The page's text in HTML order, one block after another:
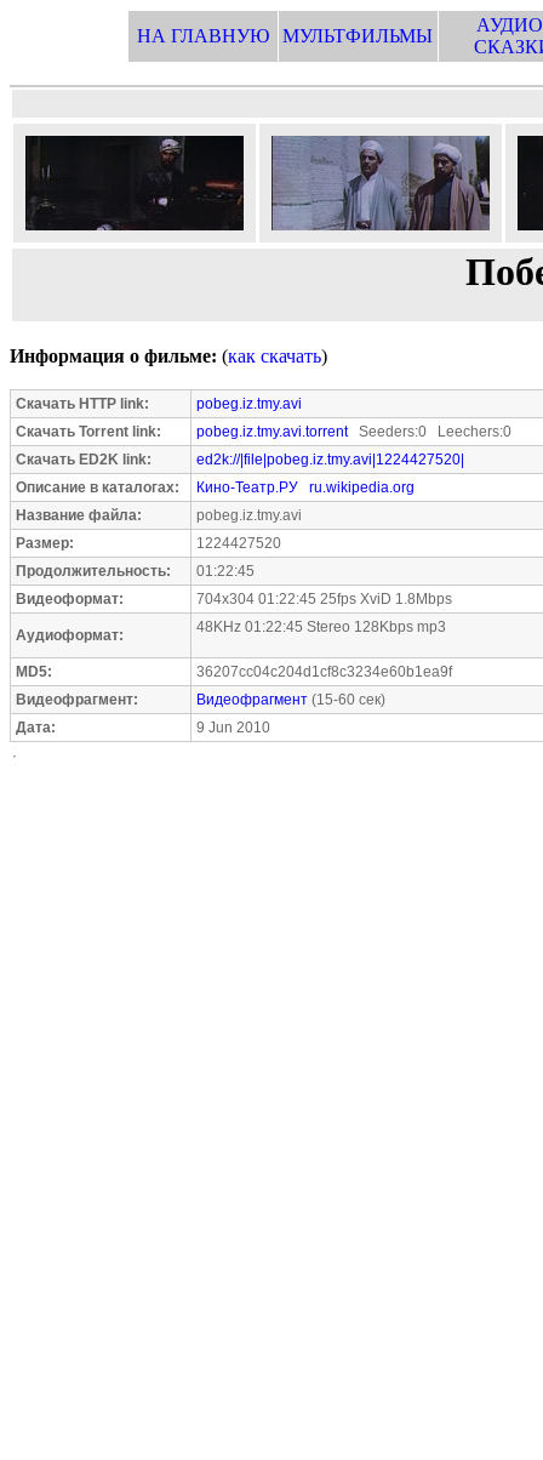
НА ГЛАВНУЮ МУЛЬТФИЛЬМЫ
Информация о фильме: (как скачать)
Скачать HTTP link:
pobeg.iz.tmy.avi
Скачать Torrent link:
pobeg.iz.tmy.avi.torrentSeeders:0 Leechers:0
Скачать ED2K link:
ed2k://|file|pobeg.iz.tmy.avi|1224427520|
Описание в каталогах:
Кино-Театр.РУ
ru.wikipedia.org
Название файла:
pobeg.iz.tmy.avi
Размер:
1224427520
Продолжительность:
01:22:45
Видеоформат:
704x304 01:22:45 25fps XviD 1.8Mbps
Аудиоформат: 48KHz 01:22:45 Stereo 128Kbps mp3
MD5:
36207cc04c204d1cf8c3234e60b1ea9f
Видеофрагмент:
Видеофрагмент (15-60 сек)
Дата:
9 Jun 2010